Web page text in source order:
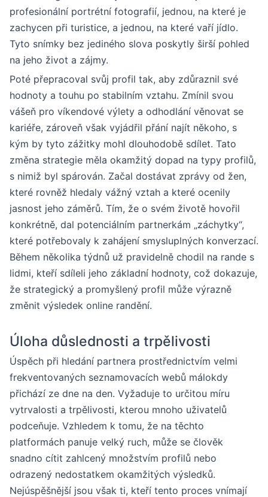
profesionální portrétní fotografií, jednou, na které je
zachycen při turistice, a jednou, na které vaří jídlo.
Tyto snímky bez jediného slova poskytly širší pohled
na jeho život a zájmy.
Poté přepracoval svůj profil tak, aby zdůraznil své
hodnoty a touhu po stabilním vztahu. Zmínil svou
vášeň pro víkendové výlety a odhodlání věnovat se
kariéře, zároveň však vyjádřil přání najít někoho, s
kým by tyto zážitky mohl dlouhodobě sdílet. Tato
změna strategie měla okamžitý dopad na typy profilů,
s nimiž byl spárován. Začal dostávat zprávy od žen,
které rovněž hledaly vážný vztah a které ocenily
jasnost jeho záměrů. Tím, že o svém životě hovořil
konkrétně, dal potenciálním partnerkám „záchytky“,
které potřebovaly k zahájení smysluplných konverzací.
Během několika týdnů už pravidelně chodil na rande s
lidmi, kteří sdíleli jeho základní hodnoty, což dokazuje,
že strategický a promyšlený profil může výrazně
změnit výsledek online randění.
Úloha důslednosti a trpělivosti
Úspěch při hledání partnera prostřednictvím velmi
frekventovaných seznamovacích webů málokdy
přichází ze dne na den. Vyžaduje to určitou míru
vytrvalosti a trpělivosti, kterou mnoho uživatelů
podceňuje. Vzhledem k tomu, že na těchto
platformách panuje velký ruch, může se člověk
snadno cítit zahlcený množstvím profilů nebo
odrazený nedostatkem okamžitých výsledků.
Nejúspěšnější jsou však ti, kteří tento proces vnímají